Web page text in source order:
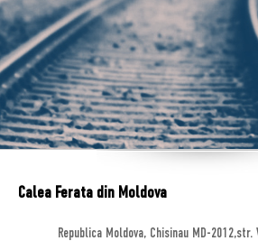
Calea Ferata din Moldova
Republica Moldova, Chisinau MD-